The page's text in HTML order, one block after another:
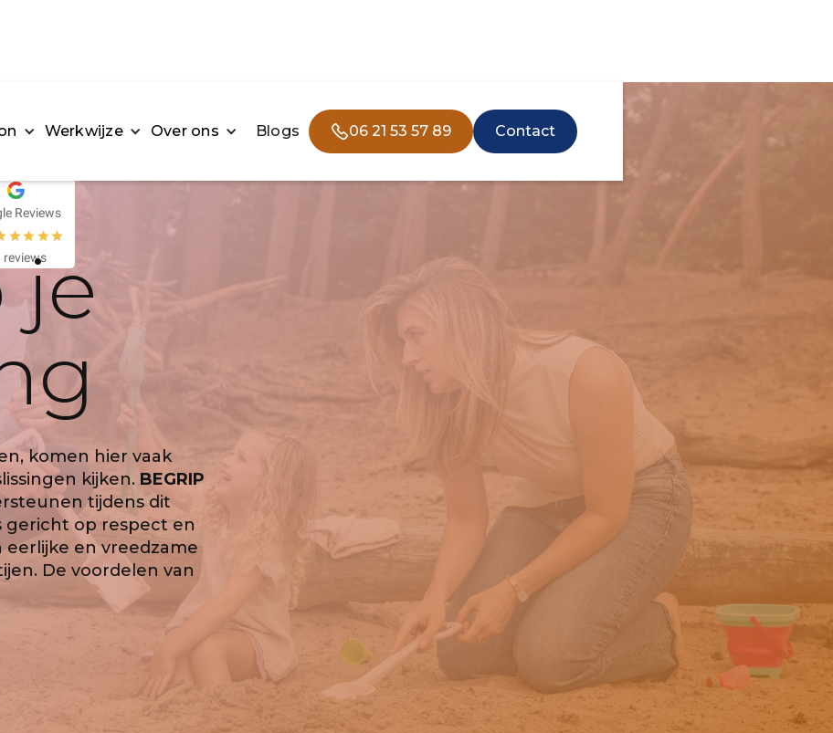
Werkwijze Over ons Blogs 06 21 53 57 89 Contact
Reviews
reviews
komen hier vaak
kijken. BEGRIP
tijdens dit
gericht op respect en
en vreedzame
De voordelen van